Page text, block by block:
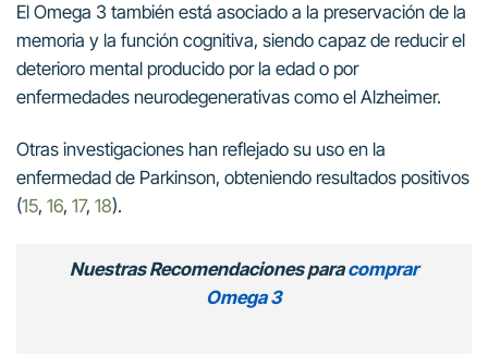
El Omega 3 también está asociado a la preservación de la
memoria y la función cognitiva, siendo capaz de reducir el
deterioro mental producido por la edad o por
enfermedades neurodegenerativas como el Alzheimer.
Otras investigaciones han reflejado su uso en la
enfermedad de Parkinson, obteniendo resultados positivos
(15, 16, 17, 18).
Nuestras Recomendaciones paracomprar
Omega 3